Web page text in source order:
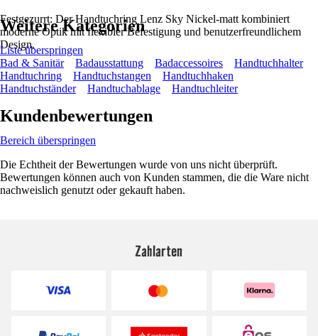
Festgezurrt: Der Handtuchring Lenz Sky Nickel-matt kombiniert
moderne Optik mit flexibler Befestigung und benutzerfreundlichem
Design.
Weitere Kategorien
Liste überspringen
Bad & Sanitär
Badausstattung Badaccessoires
Handtuchhalter
Handtuchring
Handtuchstangen
Handtuchhaken
Handtuchständer
Handtuchablage Handtuchleiter
Kundenbewertungen
Bereich überspringen
Die Echtheit der Bewertungen wurde von uns nicht überprüft.
Bewertungen können auch von Kunden stammen, die die Ware nicht
nachweislich genutzt oder gekauft haben.
Zahlarten